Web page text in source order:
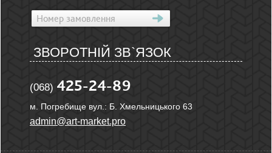
ЗВОРОТНІЙ ЗВ`ЯЗОК
(068) 425-24-89
м. Погребище вул.: Б. Хмельницького 63
admin@art-market.pro